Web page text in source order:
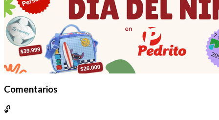
Comentarios
🔓